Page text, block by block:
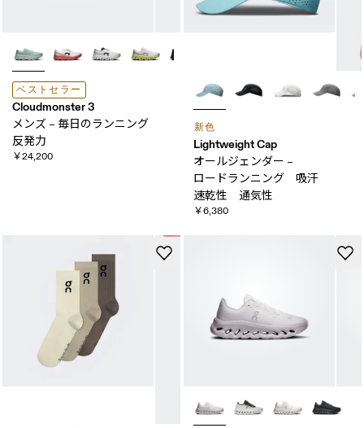
ベストセラー
Cloudmonster 3
メンズ – 毎日の​ランニング
反発力
￥24,200
新色
Lightweight Cap
オールジェンダー –
ロードランニング 吸汗​
速乾性 ​通気性
￥6,380